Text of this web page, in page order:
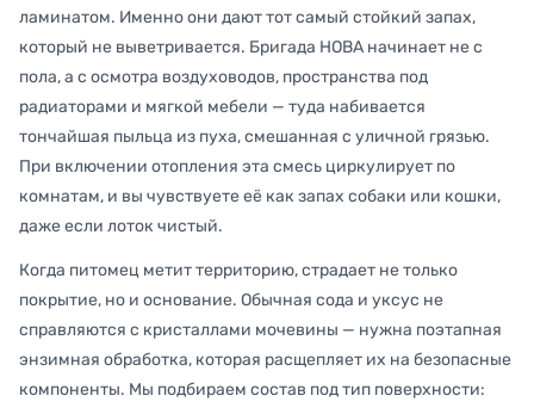
ламинатом. Именно они дают тот самый стойкий запах,
который не выветривается. Бригада НОВА начинает не с
пола, а с осмотра воздуховодов, пространства под
радиаторами и мягкой мебели — туда набивается
тончайшая пыльца из пуха, смешанная с уличной грязью.
При включении отопления эта смесь циркулирует по
комнатам, и вы чувствуете её как запах собаки или кошки,
даже если лоток чистый.
Когда питомец метит территорию, страдает не только
покрытие, но и основание. Обычная сода и уксус не
справляются с кристаллами мочевины — нужна поэтапная
энзимная обработка, которая расщепляет их на безопасные
компоненты. Мы подбираем состав под тип поверхности: